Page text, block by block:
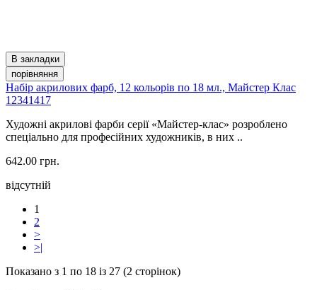
В закладки
порівняння
Набір акрилових фарб, 12 кольорів по 18 мл., Майстер Клас
12341417
Художні акрилові фарби серії «Майстер-клас» розроблено
спеціально для професійних художників, в них ..
642.00 грн.
відсутній
1
2
>
>|
Показано з 1 по 18 із 27 (2 сторінок)